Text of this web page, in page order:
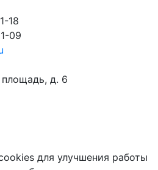
18
09
д. 6
для улучшения работы